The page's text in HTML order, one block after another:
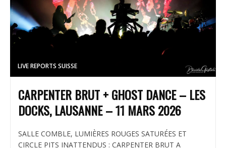
LIVE REPORTS SUISSE
CARPENTER BRUT + GHOST DANCE – LES
DOCKS, LAUSANNE – 11 MARS 2026
SALLE COMBLE, LUMIÈRES ROUGES SATURÉES ET
CIRCLE PITS INATTENDUS : CARPENTER BRUT A